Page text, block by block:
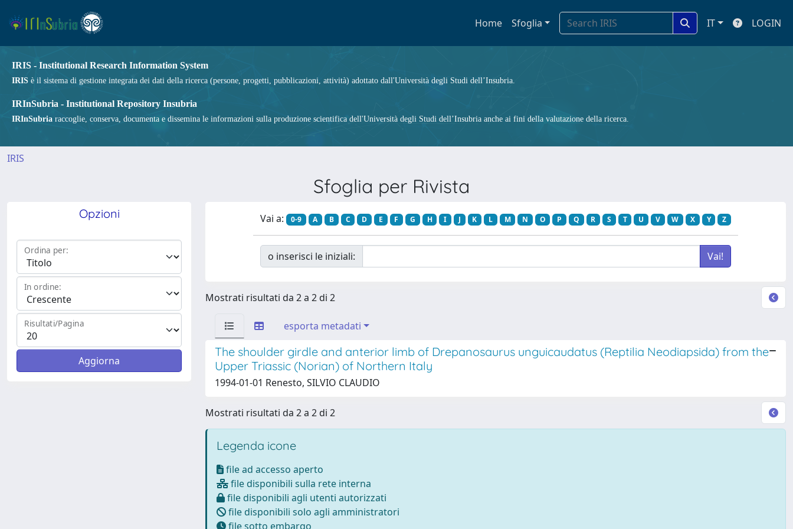
Home Sfoglia IT LOGIN
IRIS - Institutional Research Information System
IRIS è il sistema di gestione integrata dei dati della ricerca (persone, progetti, pubblicazioni, attività) adottato dall'Università degli Studi dell’Insubria.
IRInSubria - Institutional Repository Insubria
IRInSubria raccoglie, conserva, documenta e dissemina le informazioni sulla produzione scientifica dell'Università degli Studi dell’Insubria anche ai fini della valutazione della ricerca.
IRIS
Sfoglia per Rivista
Opzioni
Ordina per:
In ordine:
Risultati/Pagina
Vai a: 0-9 A B C D E F G H I J K L M N O P Q R S T U V W X Y Z
o inserisci le iniziali:
Mostrati risultati da 2 a 2 di 2
esporta metadati
The shoulder girdle and anterior limb of Drepanosaurus unguicaudatus (Reptilia Neodiapsida) from the
Upper Triassic (Norian) of Northern Italy
1994-01-01 Renesto, SILVIO CLAUDIO
Mostrati risultati da 2 a 2 di 2
Legenda icone
file ad accesso aperto
file disponibili sulla rete interna
file disponibili agli utenti autorizzati
file disponibili solo agli amministratori
file sotto embargo